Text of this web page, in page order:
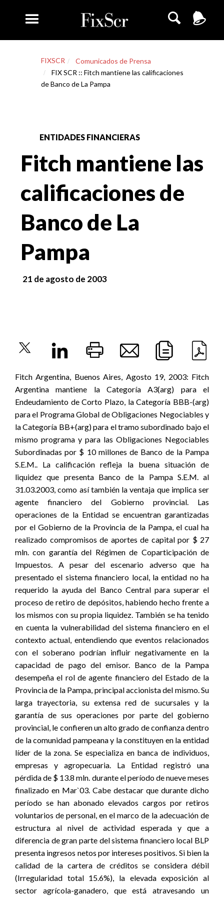
FIXSCR
Comunicados de Prensa
FIX SCR :: Fitch mantiene las calificaciones
de Banco de La Pampa
ENTIDADES FINANCIERAS
Fitch mantiene las
calificaciones de
Banco de La
Pampa
21 de agosto de 2003
Fitch Argentina, Buenos Aires, Agosto 19, 2003: Fitch
Argentina mantiene la Categoría A3(arg) para el
Endeudamiento de Corto Plazo, la Categoría BBB-(arg)
para el Programa Global de Obligaciones Negociables y
la Categoría BB+(arg) para el tramo subordinado bajo el
mismo programa y para las Obligaciones Negociables
Subordinadas por $ 10 millones de Banco de la Pampa
S.E.M.. La calificación refleja la buena situación de
liquidez que presenta Banco de la Pampa S.E.M. al
31.03.2003, como así también la ventaja que implica ser
agente financiero del Gobierno provincial. Las
operaciones de la Entidad se encuentran garantizadas
por el Gobierno de la Provincia de la Pampa, el cual ha
realizado compromisos de aportes de capital por $ 27
mln. con garantía del Régimen de Coparticipación de
Impuestos. A pesar del escenario adverso que ha
presentado el sistema financiero local, la entidad no ha
requerido la ayuda del Banco Central para superar el
proceso de retiro de depósitos, habiendo hecho frente a
los mismos con su propia liquidez. También se ha tenido
en cuenta la vulnerabilidad del sistema financiero en el
contexto actual, entendiendo que eventos relacionados
con el soberano podrían influir negativamente en la
capacidad de pago del emisor. Banco de la Pampa
desempeña el rol de agente financiero del Estado de la
Provincia de la Pampa, principal accionista del mismo. Su
larga trayectoria, su extensa red de sucursales y la
garantía de sus operaciones por parte del gobierno
provincial, le confieren un alto grado de confianza dentro
de la comunidad pampeana y la constituyen en la entidad
líder de la zona. Se especializa en banca de individuos,
empresas y agropecuaria. La Entidad registró una
pérdida de $ 13.8 mln. durante el período de nueve meses
finalizado en Mar`03. Cabe destacar que durante dicho
período se han abonado elevados cargos por retiros
voluntarios de personal, en el marco de la adecuación de
estructura al nivel de actividad esperada y que a
diferencia de gran parte del sistema financiero local BLP
presenta ingresos netos por intereses positivos. Si bien la
calidad de la cartera de créditos se considera débil
(Irregularidad total 15.6%), la elevada exposición al
sector agrícola-ganadero, que está atravesando un